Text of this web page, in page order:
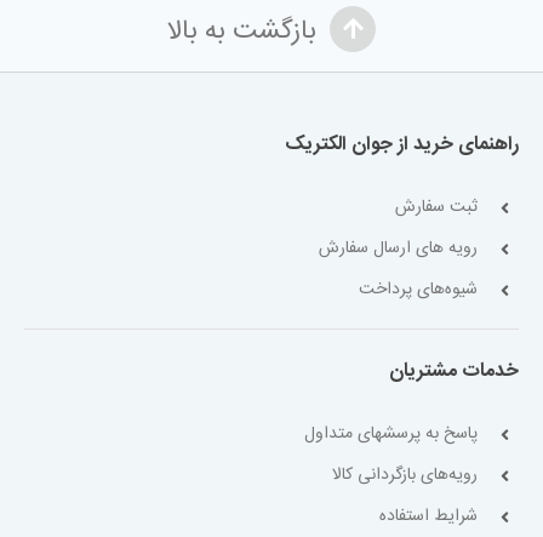
بازگشت به بالا
راهنمای خرید از جوان الکتریک
ثبت سفارش
رویه های ارسال سفارش
شیوه‌های پرداخت
خدمات مشتریان
پاسخ به پرسشهای متداول
رویه‌های بازگردانی کالا
شرایط استفاده